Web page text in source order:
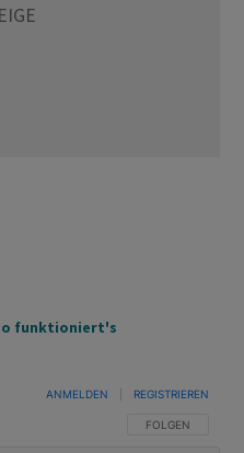
funktioniert's
FOLGE DIESER
FOLGEN
ANMELDEN REGISTRIEREN